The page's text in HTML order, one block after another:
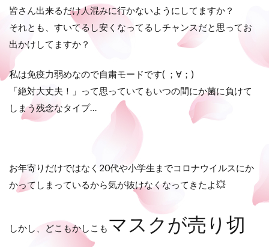
皆さん出来るだけ人混みに行かないようにしてますか？
それとも、すいてるし安くなってるしチャンスだと思ってお
出かけしてますか？
私は免疫力弱めなので自粛モードです( ；∀；)
「絶対大丈夫！」って思っていてもいつの間にか菌に負けて
しまう残念なタイプ…
お年寄りだけではなく20代や小学生までコロナウイルスにか
かってしまっているから気が抜けなくなってきたよ💥
しかし、どこもかしこも マスクが売り切